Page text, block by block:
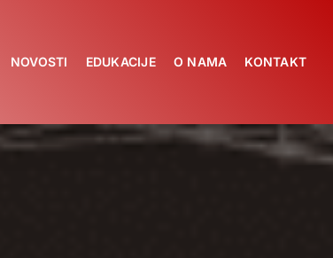
NOVOSTI EDUKACIJE O NAMA KONTAKT